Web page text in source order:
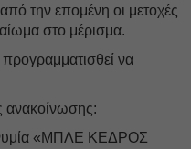
από την επομένη οι μετοχές
στο μέρισμα.
να
ανακοίνωσης:
«ΜΠΛΕ ΚΕΔΡΟΣ